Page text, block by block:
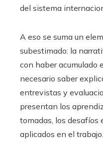
del sistema
A eso se suma un
subestimado: la
con haber acumulado
necesario saber
entrevistas y
presentan los
tomadas, los desafíos
aplicados en el trabajo.